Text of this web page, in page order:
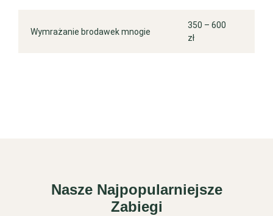
Wymrażanie brodawek mnogie
350 – 600
zł
Nasze Najpopularniejsze
Zabiegi